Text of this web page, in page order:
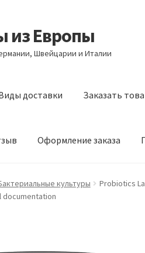
из Европы
Швейцарии и Италии
доставки Заказать
Оформление заказа
доставки Заказать товары из
культуры
Probiotics
documentation